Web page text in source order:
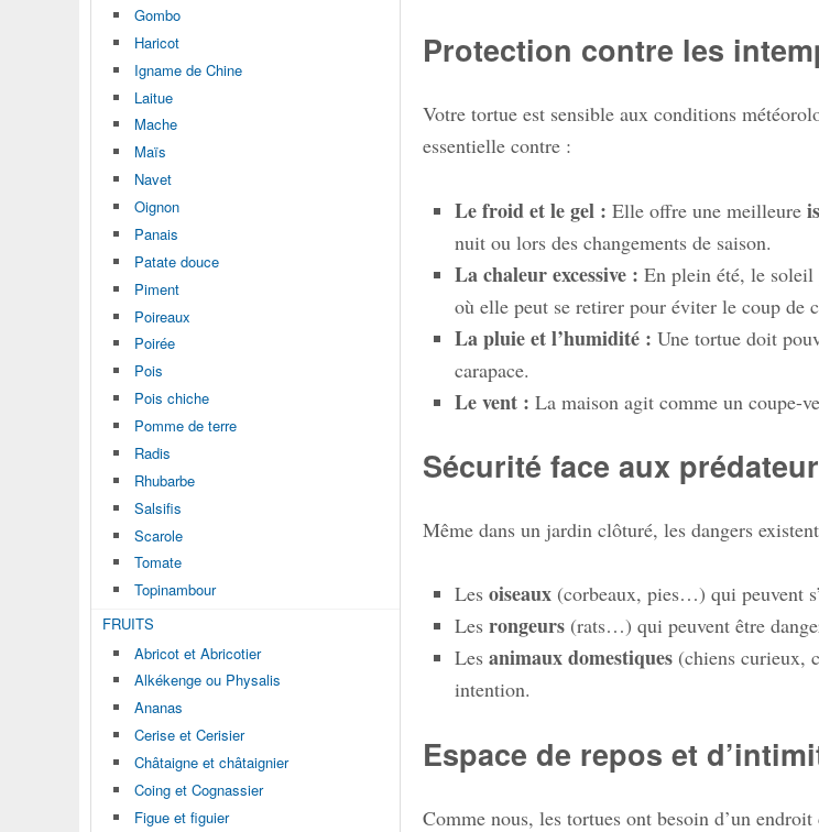
Protection contre les
Votre tortue est sensible aux conditions
essentielle contre :
Le froid et le gel : Elle offre une meilleure
nuit ou lors des changements de saison.
La chaleur excessive : En plein été, le
où elle peut se retirer pour éviter le coup de
La pluie et l’humidité : Une tortue doit
carapace.
Le vent : La maison agit comme un coupe-
Sécurité face aux
Même dans un jardin clôturé, les dangers
Lesoiseaux (corbeaux, pies…) qui peuvent
Lesrongeurs (rats…) qui peuvent être
Lesanimaux domestiques (chiens curieux,
intention.
Espace de repos et
Comme nous, les tortues ont besoin d’un
Gombo
Haricot
Igname de Chine
Laitue
Mache
Maïs
Navet
Oignon
Panais
Patate douce
Piment
Poireaux
Poirée
Pois
Pois chiche
Pomme de terre
Radis
Rhubarbe
Salsifis
Scarole
Tomate
Topinambour
FRUITS
Abricot et Abricotier
Alkékenge ou Physalis
Ananas
Cerise et Cerisier
Châtaigne et châtaignier
Coing et Cognassier
Figue et figuier